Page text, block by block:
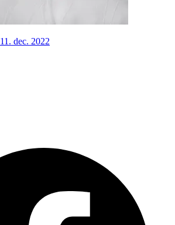
11. dec. 2022